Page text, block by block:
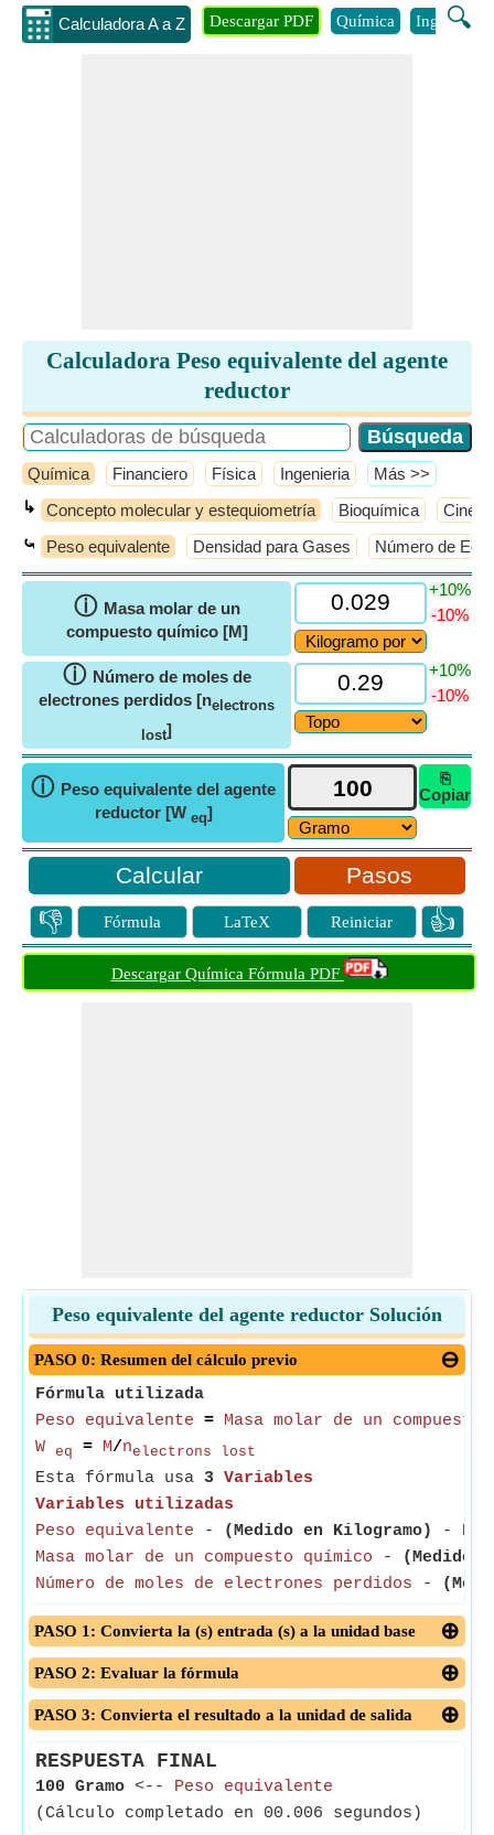
Calculadora A a Z 🔍
Descargar PDF Química Ingenieria
Calculadora Peso equivalente del agente
reductor
Química Financiero Física Ingenieria ​Más >>
↳ Concepto molecular y estequiometría Bioquímica
⤿ Peso equivalente Densidad para Gases Número de
ⓘ Masa molar de un
compuesto químico [M]
+10%
-10%
ⓘ Número de moles de
electrones perdidos [nelectrons
lost]
+10%
-10%
ⓘ Peso equivalente del agente
reductor [W eq]
⎘
Copiar
Pasos
👎 Fórmula LaTeX Reiniciar 👍
Descargar Química Fórmula PDF
Peso equivalente del agente reductor Solución
PASO 0: Resumen del cálculo previo
Fórmula utilizada
Peso equivalente = Masa molar de un compuesto
W
eq = M/nelectrons lost
Esta fórmula usa 3 Variables
Variables utilizadas
Peso equivalente - (Medido en Kilogramo)
-
Masa molar de un compuesto químico -
(Medido
Número de moles de electrones perdidos -
PASO 1: Convierta la (s) entrada (s) a la unidad base
PASO 2: Evaluar la fórmula
PASO 3: Convierta el resultado a la unidad de salida
RESPUESTA FINAL
100 Gramo <-- Peso equivalente
(Cálculo completado en 00.006 segundos)